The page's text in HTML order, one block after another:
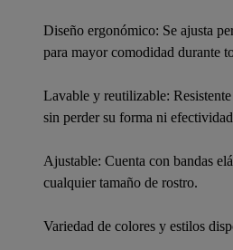
Diseño ergonómico: Se ajusta
para mayor comodidad durante
Lavable y reutilizable:
sin perder su forma ni
Ajustable: Cuenta con bandas
cualquier tamaño de rostro.
Variedad de colores y estilos